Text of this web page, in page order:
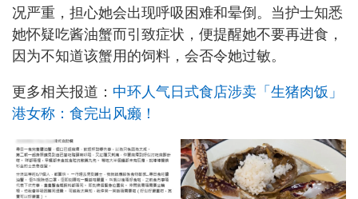
况严重，担心她会出现呼吸困难和晕倒。当护士知悉
她怀疑吃酱油蟹而引致症状，便提醒她不要再进食，
因为不知道该蟹用的饲料，会否令她过敏。
更多相关报道： 中环人气日式食店涉卖「生猪肉饭」
港女称：食完出风癞！